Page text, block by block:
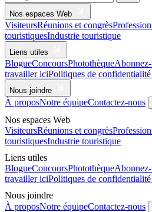
Nos espaces Web
VisiteursRéunions et congrès
touristiquesIndustrie touristique
Liens utiles
BlogueConcoursPhotothèque
travailler iciPolitiques de
Nous joindre
À proposNotre équipeContactez-nous
Nos espaces Web
VisiteursRéunions et congrès
touristiquesIndustrie touristique
Liens utiles
BlogueConcoursPhotothèque
travailler iciPolitiques de
Nous joindre
À proposNotre équipeContactez-nous